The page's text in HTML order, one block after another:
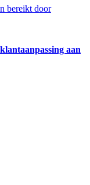
bereikt door
aan